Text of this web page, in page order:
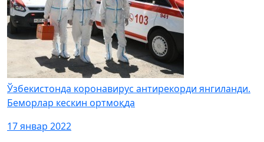
Ўзбекистонда коронавирус антирекорди янгиланди.
Беморлар кескин ортмоқда
17 январ 2022